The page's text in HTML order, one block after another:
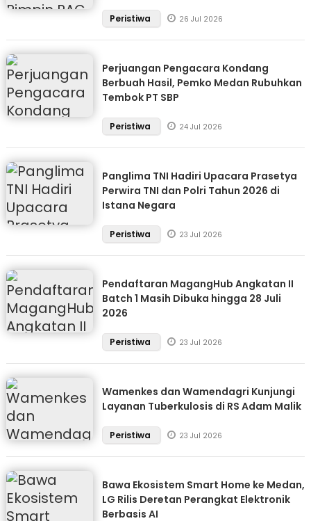
Peristiwa 26 Jul 2026
Perjuangan Pengacara Kondang
Berbuah Hasil, Pemko Medan Rubuhkan
Tembok PT SBP
Peristiwa 24 Jul 2026
Panglima TNI Hadiri Upacara Prasetya
Perwira TNI dan Polri Tahun 2026 di
Istana Negara
Peristiwa 23 Jul 2026
Pendaftaran MagangHub Angkatan II
Batch 1 Masih Dibuka hingga 28 Juli
2026
Peristiwa 23 Jul 2026
Wamenkes dan Wamendagri Kunjungi
Layanan Tuberkulosis di RS Adam Malik
Peristiwa 23 Jul 2026
Bawa Ekosistem Smart Home ke Medan,
LG Rilis Deretan Perangkat Elektronik
Berbasis AI